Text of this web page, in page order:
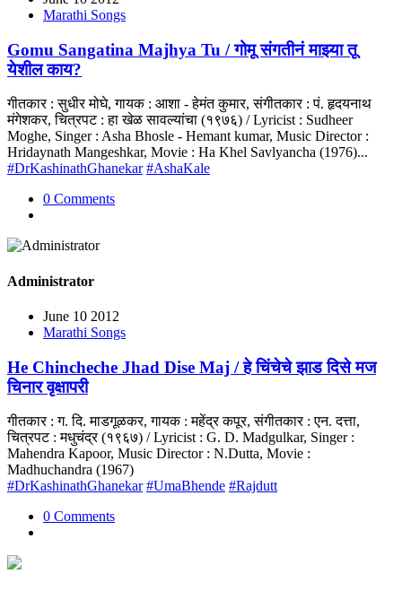
Marathi Songs
Gomu Sangatina Majhya Tu / गोमू संगतीनं माझ्या तू
येशील काय?
गीतकार : सुधीर मोघे, गायक : आशा - हेमंत कुमार, संगीतकार : पं. हृदयनाथ
मंगेशकर, चित्रपट : हा खेळ सावल्यांचा (१९७६) / Lyricist : Sudheer
Moghe, Singer : Asha Bhosle - Hemant kumar, Music Director :
Hridaynath Mangeshkar, Movie : Ha Khel Savlyancha (1976)...
#DrKashinathGhanekar #AshaKale
0 Comments
Administrator
June 10 2012
Marathi Songs
He Chincheche Jhad Dise Maj / हे चिंचेचे झाड दिसे मज
चिनार वृक्षापरी
गीतकार : ग. दि. माडगूळकर, गायक : महेंद्र कपूर, संगीतकार : एन. दत्ता,
चित्रपट : मधुचंद्र (१९६७) / Lyricist : G. D. Madgulkar, Singer :
Mahendra Kapoor, Music Director : N.Dutta, Movie :
Madhuchandra (1967)
#DrKashinathGhanekar #UmaBhende #Rajdutt
0 Comments